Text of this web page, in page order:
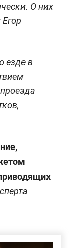
О них
езде в